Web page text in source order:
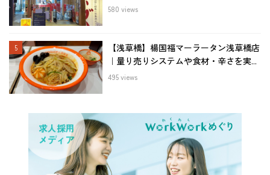
580 views
【浅草橋】楊国福マーラータン浅草橋店
｜量り売りシステムや食材・辛さを実...
495 views